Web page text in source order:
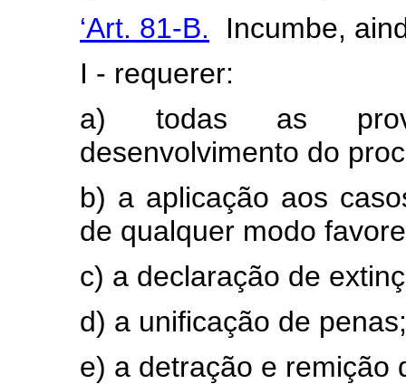
‘Art. 81-B. Incumbe,
I - requerer:
a) todas as
desenvolvimento do
b) a aplicação aos
de qualquer modo
c) a declaração de
d) a unificação de
e) a detração e remição